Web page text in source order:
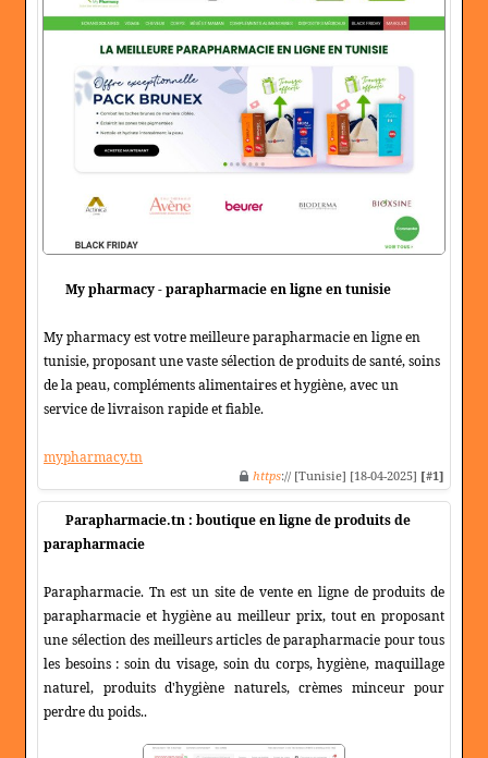
My pharmacy - parapharmacie en ligne en tunisie
My pharmacy est votre meilleure parapharmacie en ligne en
tunisie, proposant une vaste sélection de produits de santé, soins
de la peau, compléments alimentaires et hygiène, avec un
service de livraison rapide et fiable.
mypharmacy.tn
https:// [Tunisie] [18-04-2025] [#1]
Parapharmacie.tn : boutique en ligne de produits de
parapharmacie
Parapharmacie. Tn est un site de vente en ligne de produits de
parapharmacie et hygiène au meilleur prix, tout en proposant
une sélection des meilleurs articles de parapharmacie pour tous
les besoins : soin du visage, soin du corps, hygiène, maquillage
naturel, produits d'hygiène naturels, crèmes minceur pour
perdre du poids..